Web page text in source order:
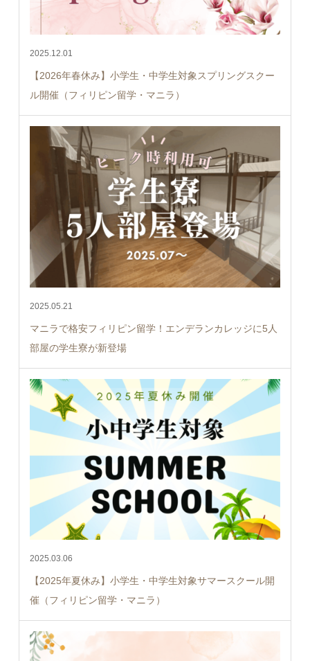
2025.12.01
【2026年春休み】小学生・中学生対象スプリングスクー
ル開催（フィリピン留学・マニラ）
2025.05.21
マニラで格安フィリピン留学！エンデランカレッジに5人
部屋の学生寮が新登場
2025.03.06
【2025年夏休み】小学生・中学生対象サマースクール開
催（フィリピン留学・マニラ）